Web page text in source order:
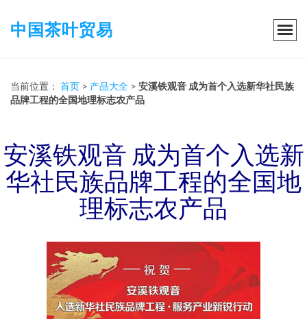
中国茶叶贸易
当前位置： 首页 > 产品大全 > 安溪铁观音 成为首个入选新华社民族
品牌工程的全国地理标志农产品
安溪铁观音 成为首个入选新
华社民族品牌工程的全国地
理标志农产品